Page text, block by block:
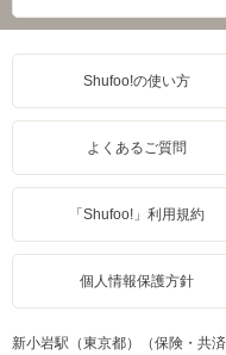
Shufoo!の使い方
よくあるご質問
「Shufoo!」利用規約
個人情報保護方針
新小岩駅（東京都）（保険・共